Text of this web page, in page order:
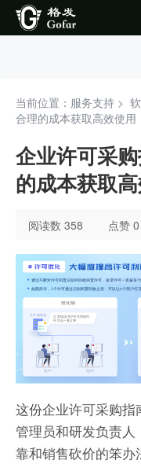
当前位置：服务支持 >
合理的成本获取高效使用
企业许可采
的成本获取
阅读数 358 点赞 0
这份企业许可采购
管理员和研发负责人
靠和销售砍价的笨